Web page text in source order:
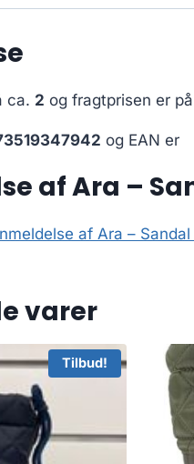
ca. 2 og fragtprisen er
og EAN er
af Ara –
af Ara –
varer
Tilbud!